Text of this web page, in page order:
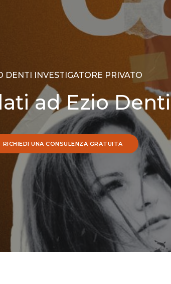
DENTI INVESTIGATORE PRIVATO
ad Ezio Denti
RICHIEDI UNA CONSULENZA GRATUITA